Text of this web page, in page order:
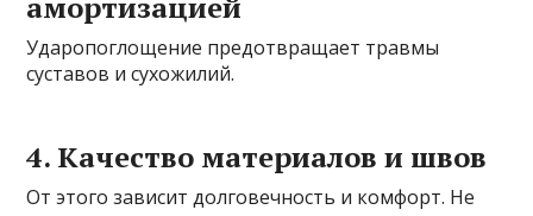
Ударопоглощение предотвращает травмы
суставов и сухожилий.
4. Качество материалов и швов
От этого зависит долговечность и комфорт. Не